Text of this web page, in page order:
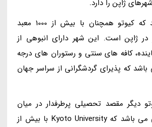
ژاپن را دارد.
توجه داشته باشید که کیوتو همچنان با بیش از 1000 معبد
ژاپن است. این شهر دارای انبوهی از
کافه های سنتی و رستوران های درجه
که پذیرای گردشگرانی از سراسر جهان
دیگر مقصد تحصیلی پرطرفدار در میان
دانشجویان خارجی می باشد که Kyoto University با بیش از